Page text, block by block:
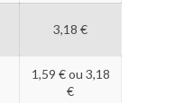
3,18 €
1,59 € ou 3,18
€